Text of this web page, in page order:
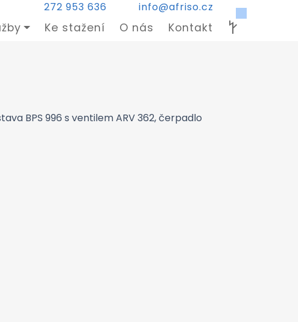
272 953 636 info@afriso.cz
Ke stažení O nás Kontakt
BPS 996 s ventilem ARV 362, čerpadlo